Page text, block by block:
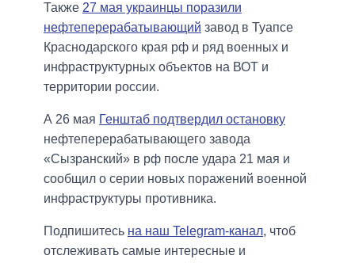
Также 27 мая украинцы поразили
нефтеперерабатывающий завод в Туапсе
Краснодарского края рф и ряд военных и
инфраструктурных объектов на ВОТ и
территории россии.
А 26 мая Генштаб подтвердил остановку
нефтеперерабатывающего завода
«Сызранский» в рф после удара 21 мая и
сообщил о серии новых поражений военной
инфраструктуры противника.
Подпишитесь на наш Telegram-канал, чтоб
отслеживать самые интересные и